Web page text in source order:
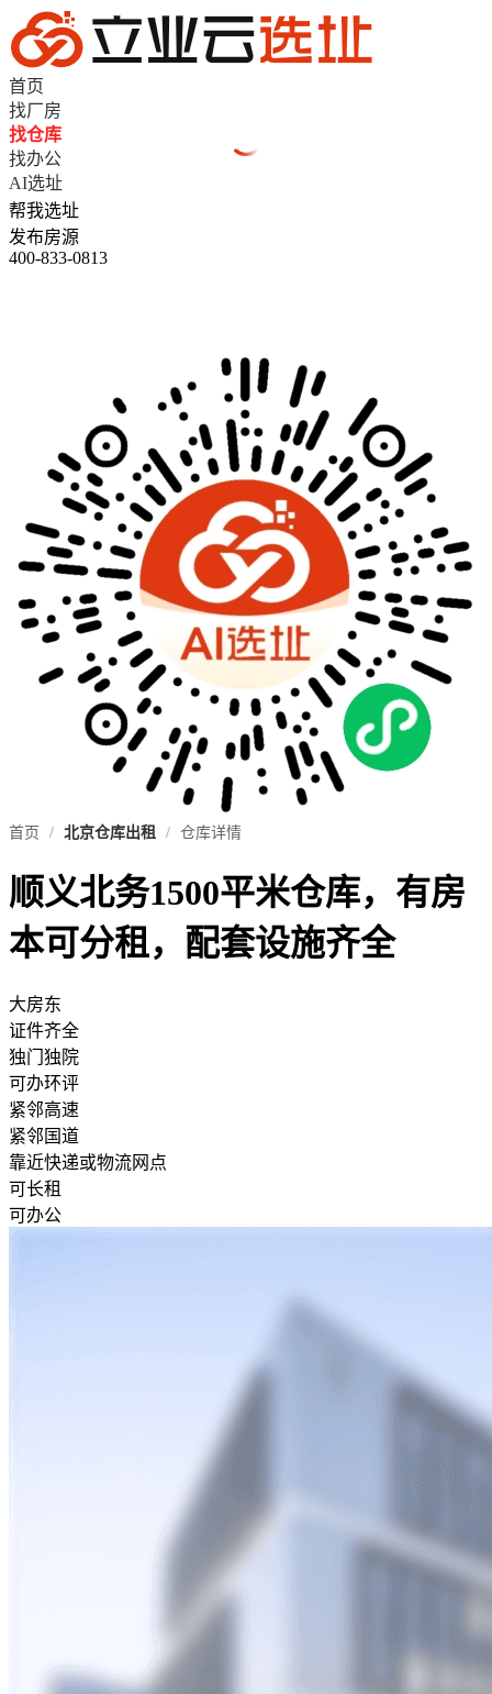
首页
找厂房
找仓库
找办公
AI选址
帮我选址
发布房源
400-833-0813
首页 / 北京仓库出租 / 仓库详情
顺义北务1500平米仓库，有房
本可分租，配套设施齐全
大房东
证件齐全
独门独院
可办环评
紧邻高速
紧邻国道
靠近快递或物流网点
可长租
可办公